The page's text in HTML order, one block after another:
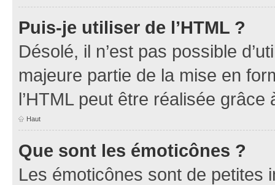
Puis-je utiliser de l’HTML ?
Désolé, il n’est pas possible
majeure partie de la mise en
l’HTML peut être réalisée grâce
Haut
Que sont les émoticônes ?
Les émoticônes sont de petites